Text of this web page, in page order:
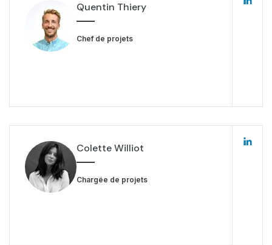
Quentin Thiery
Chef de projets
Colette Williot
Chargée de projets